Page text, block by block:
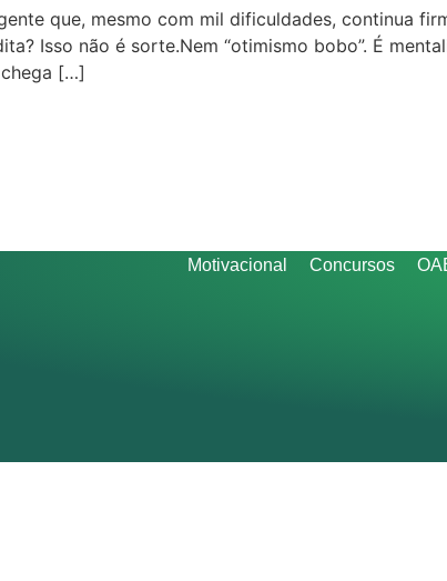
que, mesmo com mil dificuldades, continua
Isso não é sorte.Nem “otimismo bobo”. É
[…]
Motivacional Concursos